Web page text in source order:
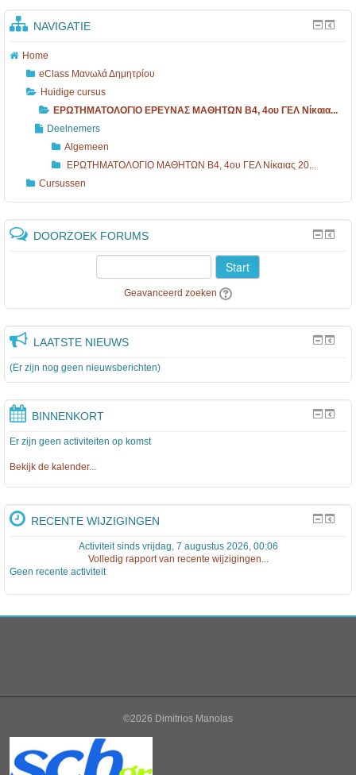
NAVIGATIE
Home
eClass Μανωλά Δημητρίου
Huidige cursus
ΕΡΩΤΗΜΑΤΟΛΟΓΙΟ ΕΡΕΥΝΑΣ ΜΑΘΗΤΩΝ B4, 4ου ΓΕΛ Νίκαια...
Deelnemers
Algemeen
ΕΡΩΤΗΜΑΤΟΛΟΓΙΟ ΜΑΘΗΤΩΝ B4, 4ου ΓΕΛ Νίκαιας 20...
Cursussen
DOORZOEK FORUMS
Start
Geavanceerd zoeken
LAATSTE NIEUWS
(Er zijn nog geen nieuwsberichten)
BINNENKORT
Er zijn geen activiteiten op komst
Bekijk de kalender...
RECENTE WIJZIGINGEN
Activiteit sinds vrijdag, 7 augustus 2026, 00:06
Volledig rapport van recente wijzigingen...
Geen recente activiteit
©2026 Dimitrios Manolas